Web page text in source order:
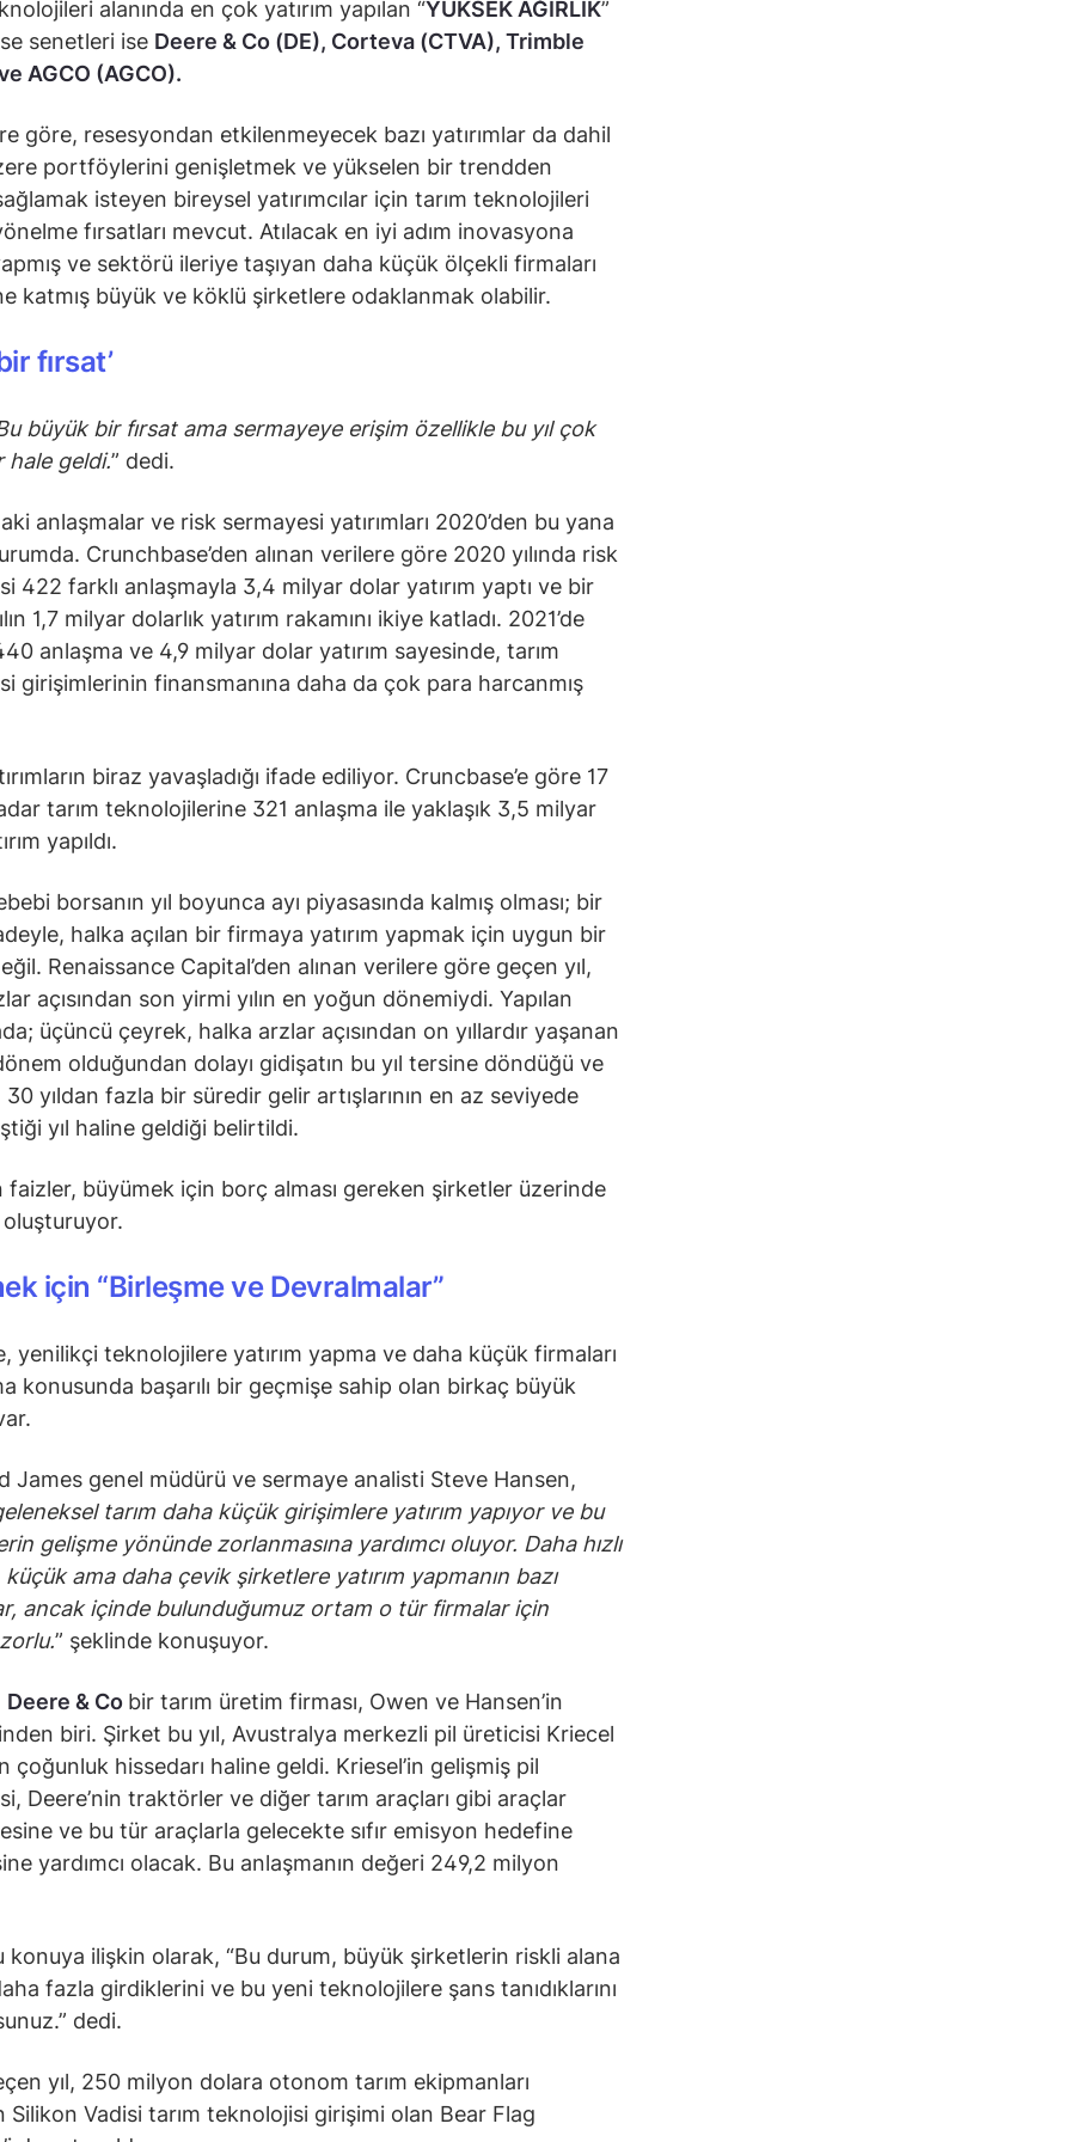
alanında en çok yatırım yapılan “YÜKSEK AĞIRLIK”
senetleri ise Deere & Co (DE), Corteva (CTVA), Trimble
AGCO (AGCO).
göre, resesyondan etkilenmeyecek bazı yatırımlar da dahil
portföylerini genişletmek ve yükselen bir trendden
isteyen bireysel yatırımcılar için tarım teknolojileri
fırsatları mevcut. Atılacak en iyi adım inovasyona
ve sektörü ileriye taşıyan daha küçük ölçekli firmaları
katmış büyük ve köklü şirketlere odaklanmak olabilir.
fırsat’
büyük bir fırsat ama sermayeye erişim özellikle bu yıl çok
hale geldi.” dedi.
anlaşmalar ve risk sermayesi yatırımları 2020’den bu yana
Crunchbase’den alınan verilere göre 2020 yılında risk
422 farklı anlaşmayla 3,4 milyar dolar yatırım yaptı ve bir
1,7 milyar dolarlık yatırım rakamını ikiye katladı. 2021’de
anlaşma ve 4,9 milyar dolar yatırım sayesinde, tarım
girişimlerinin finansmanına daha da çok para harcanmış
biraz yavaşladığı ifade ediliyor. Cruncbase’e göre 17
tarım teknolojilerine 321 anlaşma ile yaklaşık 3,5 milyar
yapıldı.
borsanın yıl boyunca ayı piyasasında kalmış olması; bir
halka açılan bir firmaya yatırım yapmak için uygun bir
Renaissance Capital’den alınan verilere göre geçen yıl,
açısından son yirmi yılın en yoğun dönemiydi. Yapılan
üçüncü çeyrek, halka arzlar açısından on yıllardır yaşanan
olduğundan dolayı gidişatın bu yıl tersine döndüğü ve
30 yıldan fazla bir süredir gelir artışlarının en az seviyede
yıl haline geldiği belirtildi.
faizler, büyümek için borç alması gereken şirketler üzerinde
oluşturuyor.
için “Birleşme ve Devralmalar”
yenilikçi teknolojilere yatırım yapma ve daha küçük firmaları
konusunda başarılı bir geçmişe sahip olan birkaç büyük
James genel müdürü ve sermaye analisti Steve Hansen,
tarım daha küçük girişimlere yatırım yapıyor ve bu
gelişme yönünde zorlanmasına yardımcı oluyor. Daha hızlı
ama daha çevik şirketlere yatırım yapmanın bazı
ancak içinde bulunduğumuz ortam o tür firmalar için
” şeklinde konuşuyor.
Deere & Co bir tarım üretim firması, Owen ve Hansen’in
biri. Şirket bu yıl, Avustralya merkezli pil üreticisi Kriecel
çoğunluk hissedarı haline geldi. Kriesel’in gelişmiş pil
Deere’nin traktörler ve diğer tarım araçları gibi araçlar
ve bu tür araçlarla gelecekte sıfır emisyon hedefine
yardımcı olacak. Bu anlaşmanın değeri 249,2 milyon
konuya ilişkin olarak, “Bu durum, büyük şirketlerin riskli alana
fazla girdiklerini ve bu yeni teknolojilere şans tanıdıklarını
dedi.
yıl, 250 milyon dolara otonom tarım ekipmanları
Silikon Vadisi tarım teknolojisi girişimi olan Bear Flag